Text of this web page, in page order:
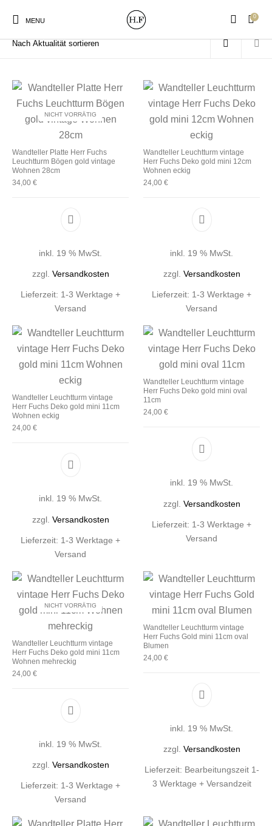
MENU
0
New Products On Sale! Wandteller Geschirrtücher
Gutscheine Magneten
Mützen / Beanies und
Start / Produkte verschlagwortet mit „Leuchtturm Teller“
NICHT VORRÄTIG
Wandteller Platte Herr Fuchs
Leuchtturm Bögen gold vintage
Wohnen 28cm
34,00 €
inkl. 19 % MwSt.
zzgl. Versandkosten
Lieferzeit: 1-3 Werktage +
Versand
Wandteller Leuchtturm vintage
Herr Fuchs Deko gold mini 12cm
Wohnen eckig
24,00 €
inkl. 19 % MwSt.
zzgl. Versandkosten
Lieferzeit: 1-3 Werktage +
Versand
Wandteller Leuchtturm vintage
Herr Fuchs Deko gold mini 11cm
Wohnen eckig
24,00 €
inkl. 19 % MwSt.
zzgl. Versandkosten
Lieferzeit: 1-3 Werktage +
Versand
Wandteller Leuchtturm vintage
Herr Fuchs Deko gold mini oval
11cm
24,00 €
inkl. 19 % MwSt.
zzgl. Versandkosten
Lieferzeit: 1-3 Werktage +
Versand
NICHT VORRÄTIG
Wandteller Leuchtturm vintage
Herr Fuchs Deko gold mini 11cm
Wohnen mehreckig
24,00 €
inkl. 19 % MwSt.
zzgl. Versandkosten
Lieferzeit: 1-3 Werktage +
Versand
Wandteller Leuchtturm vintage
Herr Fuchs Gold mini 11cm oval
Blumen
24,00 €
inkl. 19 % MwSt.
zzgl. Versandkosten
Lieferzeit: Bearbeitungszeit 1-
3 Werktage + Versandzeit